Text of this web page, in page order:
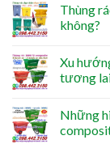
Thùng
không?
Xu
tương
Những